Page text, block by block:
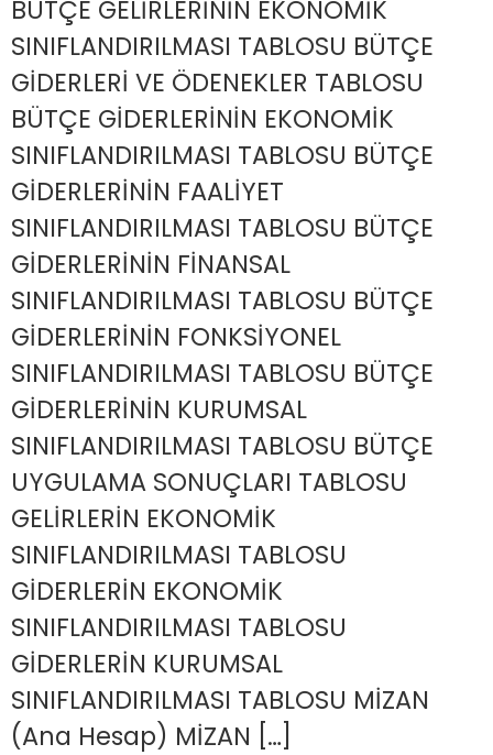
BÜTÇE GELİRLERİNİN EKONOMİK
SINIFLANDIRILMASI TABLOSU BÜTÇE
GİDERLERİ VE ÖDENEKLER TABLOSU
BÜTÇE GİDERLERİNİN EKONOMİK
SINIFLANDIRILMASI TABLOSU BÜTÇE
GİDERLERİNİN FAALİYET
SINIFLANDIRILMASI TABLOSU BÜTÇE
GİDERLERİNİN FİNANSAL
SINIFLANDIRILMASI TABLOSU BÜTÇE
GİDERLERİNİN FONKSİYONEL
SINIFLANDIRILMASI TABLOSU BÜTÇE
GİDERLERİNİN KURUMSAL
SINIFLANDIRILMASI TABLOSU BÜTÇE
UYGULAMA SONUÇLARI TABLOSU
GELİRLERİN EKONOMİK
SINIFLANDIRILMASI TABLOSU
GİDERLERİN EKONOMİK
SINIFLANDIRILMASI TABLOSU
GİDERLERİN KURUMSAL
SINIFLANDIRILMASI TABLOSU MİZAN
(Ana Hesap) MİZAN […]